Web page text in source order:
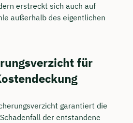
erstreckt sich auch auf
außerhalb des eigentlichen
für
garantiert die
der entstandene